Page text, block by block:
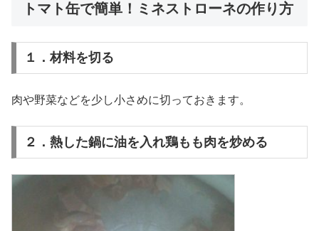
トマト缶で簡単！ミネストローネの作り方
１．材料を切る
肉や野菜などを少し小さめに切っておきます。
２．熱した鍋に油を入れ鶏もも肉を炒める